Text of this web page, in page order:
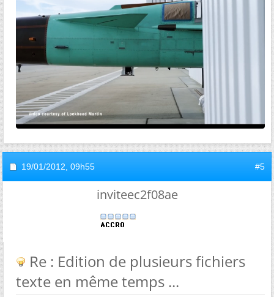
19/01/2012, 09h55 #5
inviteec2f08ae
Re : Edition de plusieurs fichiers
texte en même temps ...